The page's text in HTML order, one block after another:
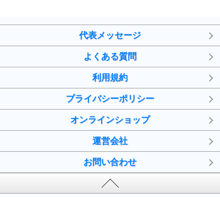
代表メッセージ
よくある質問
利用規約
プライバシーポリシー
オンラインショップ
運営会社
お問い合わせ